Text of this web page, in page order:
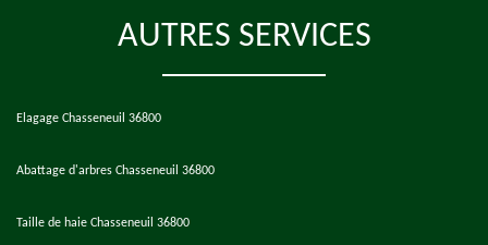
AUTRES SERVICES
Elagage Chasseneuil 36800
Abattage d'arbres Chasseneuil 36800
Taille de haie Chasseneuil 36800